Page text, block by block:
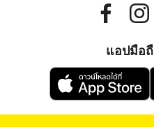
แอปมือ